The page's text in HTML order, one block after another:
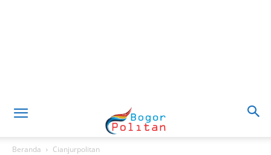
Beranda Cianjurpolitan